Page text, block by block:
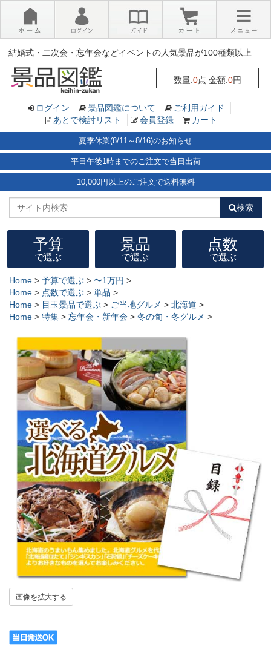
結婚式・二次会・忘年会などイベントの人気景品が100種類以上
数量:0点 金額:0円
×
ログイン 景品図鑑について
ご利用ガイド
あとで検討リスト
会員登録 カート
夏季休業(8/11～8/16)のお知らせ
平日午後1時までのご注文で当日出荷
10,000円以上のご注文で送料無料
検索
予算
で選ぶ
景品
で選ぶ
点数
で選ぶ
Home > 予算で選ぶ > 〜1万円 >
Home > 点数で選ぶ > 単品 >
Home > 目玉景品で選ぶ > ご当地グルメ > 北海道 >
Home > 特集 > 忘年会・新年会 > 冬の旬・冬グルメ >
画像を拡大する